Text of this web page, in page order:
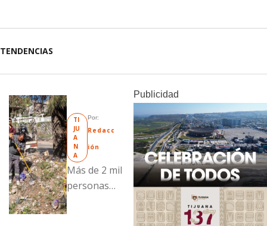
TENDENCIAS
TI
JU
A
N
A
Por:
Redacc
ión
Más de 2 mil
personas
Publicidad